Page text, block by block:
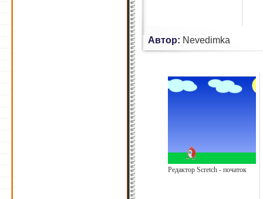
Автор: Nevedimka
Редактор Scretch - початок